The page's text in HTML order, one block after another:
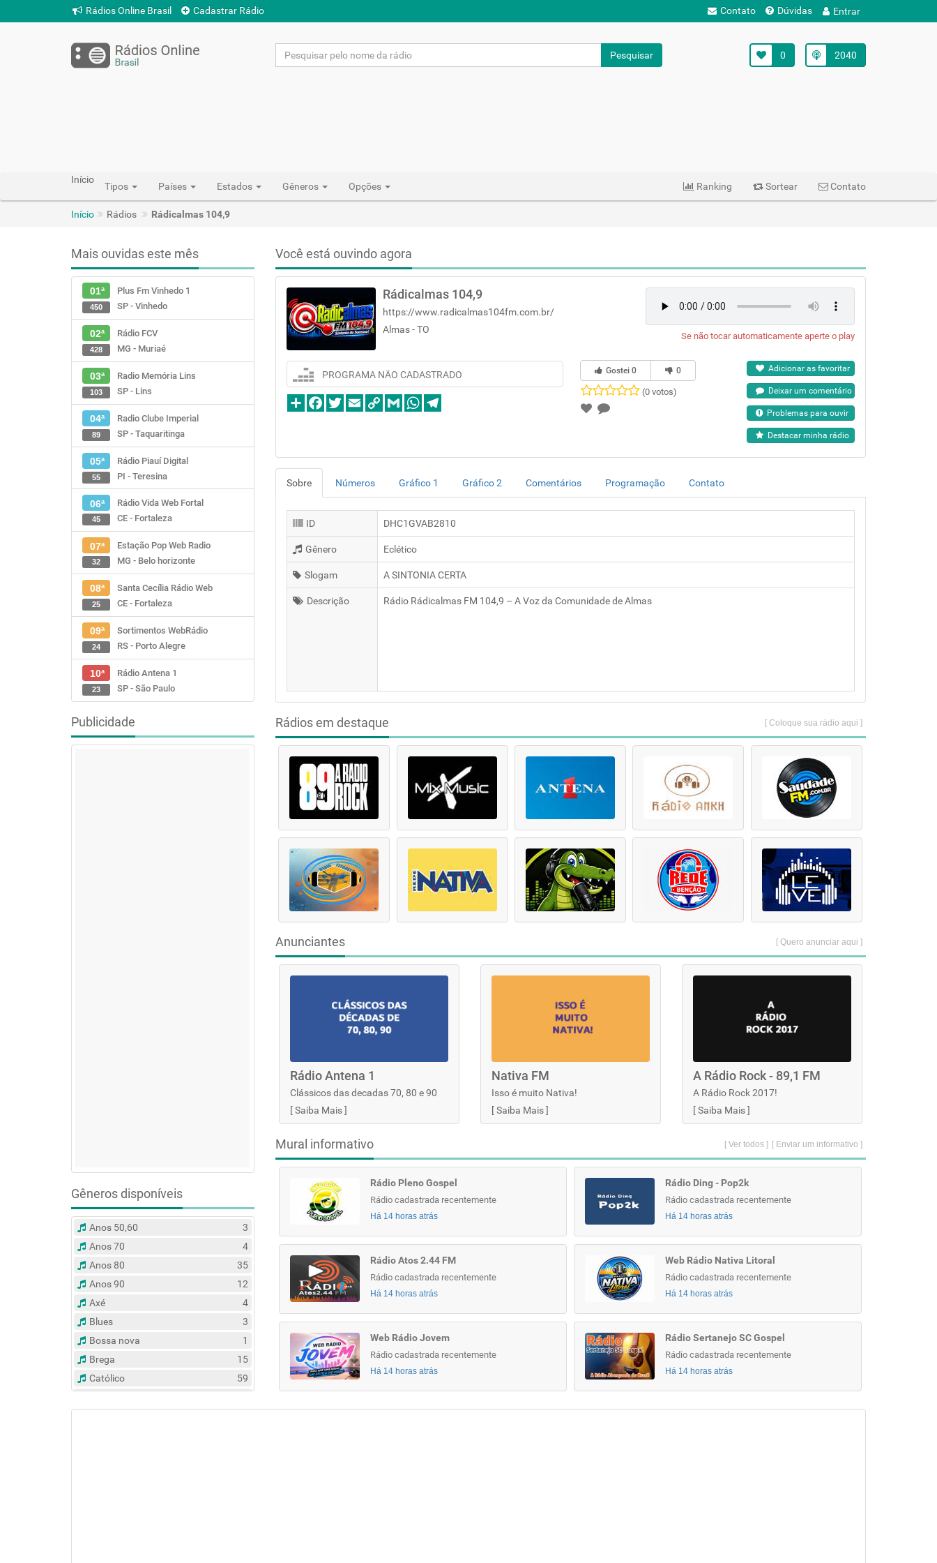
Rádios Online Brasil Cadastrar Rádio Contato Dúvidas Entrar
Pesquisar 2040
0
Início
Tipos Países Estados Gêneros Opções Ranking Sortear Contato
Início Rádios Rádicalmas 104,9
Mais ouvidas este mês
01ª
Plus Fm Vinhedo 1
SP - Vinhedo
450
02ª
Rádio FCV
MG - Muriaé
428
03ª
Radio Memória Lins
SP - Lins
103
04ª
Radio Clube Imperial
SP - Taquaritinga
89
05ª
Rádio Piauí Digital
PI - Teresina
55
06ª
Rádio Vida Web Fortal
CE - Fortaleza
45
07ª
Estação Pop Web Radio
MG - Belo horizonte
32
08ª
Santa Cecília Rádio Web
CE - Fortaleza
25
09ª
Sortimentos WebRádio
RS - Porto Alegre
24
10ª
Rádio Antena 1
SP - São Paulo
23
Publicidade
Gêneros disponíveis
Anos 50,60
3
Anos 70
4
Anos 80
35
Anos 90
12
Axé
4
Blues
3
Bossa nova
1
Brega
15
Católico
59
Você está ouvindo agora
Rádicalmas 104,9
https://www.radicalmas104fm.com.br/
Almas - TO
Se não tocar automaticamente aperte o play
PROGRAMA NÃO CADASTRADO Gostei0 0
(0 votos)
Adicionar as favoritar
Deixar um comentário
Problemas para ouvir
Destacar minha rádio
Sobre Números Gráfico 1 Gráfico 2 Comentários Programação Contato
ID DHC1GVAB2810
Gênero Eclético
Slogam A SINTONIA CERTA
Descrição Rádio Rádicalmas FM 104,9 – A Voz da Comunidade de Almas
Rádios em destaque [ Coloque sua rádio aqui ]
Anunciantes [ Quero anunciar aqui ]
Rádio Antena 1
Clássicos das decadas 70, 80 e 90
[Saiba Mais]
Nativa FM
Isso é muito Nativa!
[Saiba Mais]
A Rádio Rock - 89,1 FM
A Rádio Rock 2017!
[Saiba Mais]
Mural informativo [ Enviar um informativo ]
[ Ver todos ]
Rádio Pleno Gospel
Rádio cadastrada recentemente
Há 14 horas atrás
Rádio Ding - Pop2k
Rádio cadastrada recentemente
Há 14 horas atrás
Rádio Atos 2.44 FM
Rádio cadastrada recentemente
Há 14 horas atrás
Web Rádio Nativa Litoral
Rádio cadastrada recentemente
Há 14 horas atrás
Web Rádio Jovem
Rádio cadastrada recentemente
Há 14 horas atrás
Rádio Sertanejo SC Gospel
Rádio cadastrada recentemente
Há 14 horas atrás